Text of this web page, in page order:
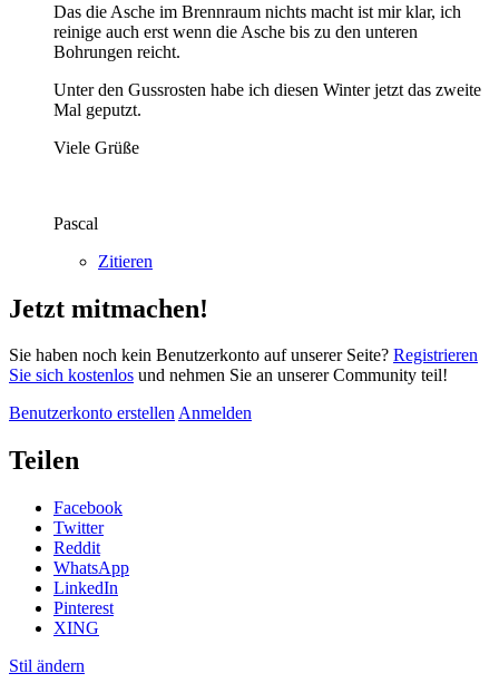
Das die Asche im Brennraum nichts macht ist mir klar, ich
reinige auch erst wenn die Asche bis zu den unteren
Bohrungen reicht.
Unter den Gussrosten habe ich diesen Winter jetzt das zweite
Mal geputzt.
Viele Grüße
Pascal
Zitieren
Jetzt mitmachen!
Sie haben noch kein Benutzerkonto auf unserer Seite? Registrieren
Sie sich kostenlos und nehmen Sie an unserer Community teil!
Benutzerkonto erstellenAnmelden
Teilen
Facebook
Twitter
Reddit
WhatsApp
LinkedIn
Pinterest
XING
Stil ändern